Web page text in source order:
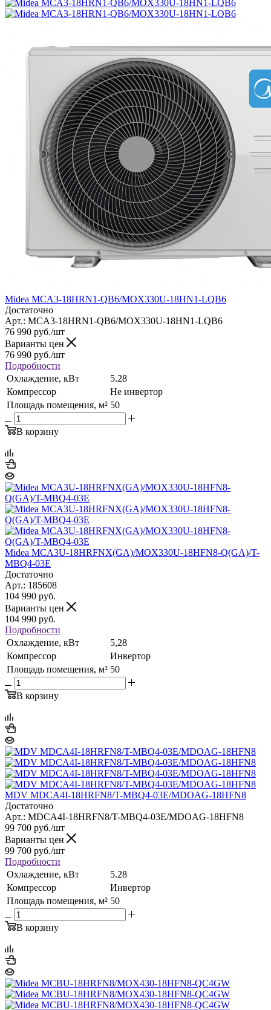
Midea MCA3-18HRN1-QB6/MOX330U-18HN1-LQB6
Достаточно
Арт.: MCA3-18HRN1-QB6/MOX330U-18HN1-LQB6
76 990 руб./шт
Варианты цен
76 990 руб./шт
Подробности
Охлаждение, кВт
5.28
Компрессор
Не инвертор
Площадь помещения, м² 50
В корзину
Midea MCA3U-18HRFNX(GA)/MOX330U-18HFN8-Q(GA)/T-
MBQ4-03E
Достаточно
Арт.: 185608
104 990 руб.
Варианты цен
104 990 руб.
Подробности
Охлаждение, кВт
5,28
Компрессор
Инвертор
Площадь помещения, м² 50
В корзину
MDV MDCA4I-18HRFN8/T-MBQ4-03E/MDOAG-18HFN8
Достаточно
Арт.: MDCA4I-18HRFN8/T-MBQ4-03E/MDOAG-18HFN8
99 700 руб./шт
Варианты цен
99 700 руб./шт
Подробности
Охлаждение, кВт
5.28
Компрессор
Инвертор
Площадь помещения, м² 50
В корзину